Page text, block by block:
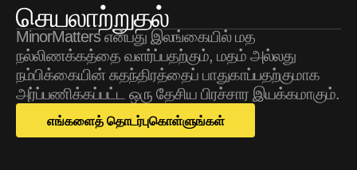
செயலாற்றுதல்
MinorMatters என்பது இலங்கையில் மத
நல்லிணக்கத்தை வளர்ப்பதற்கும், மதம் அல்லது
நம்பிக்கையின் சுதந்திரத்தைப் பாதுகாப்பதற்குமாக
அர்ப்பணிக்கப்பட்ட ஒரு தேசிய பிரச்சார இயக்கமாகும்.
எங்களைத் தொடர்புகொள்ளுங்கள்